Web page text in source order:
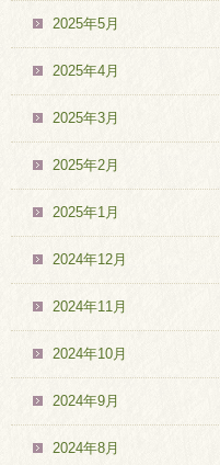
2025年5月
2025年4月
2025年3月
2025年2月
2025年1月
2024年12月
2024年11月
2024年10月
2024年9月
2024年8月